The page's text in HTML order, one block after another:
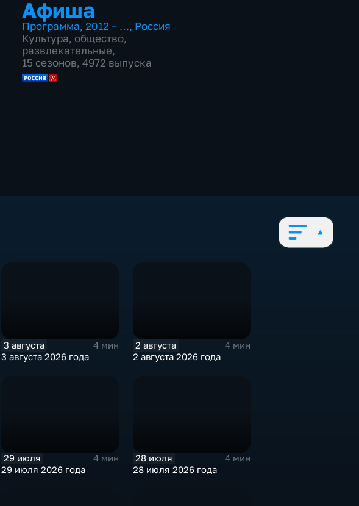
Афиша
Программа, 2012 – …, Россия
Культура, общество,
развлекательные,
15 сезонов, 4972 выпуска
3 августа
4 мин
3 августа 2026 года
2 августа
4 мин
2 августа 2026 года
29 июля
4 мин
29 июля 2026 года
28 июля
4 мин
28 июля 2026 года